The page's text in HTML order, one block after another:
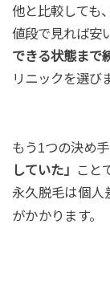
他と比較しても
値段で見れば安
できる状態まで
リニックを選び
もう1つの決め
していた」
こと
永久脱毛は個人
がかかります。